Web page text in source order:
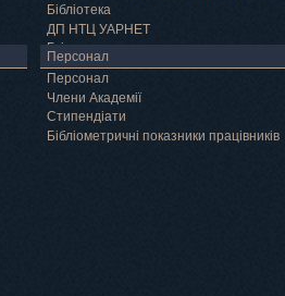
Бібліотека
ДП НТЦ УАРНЕТ
Грід
Персонал
Персонал
Члени Академії
Cтипендіати
Бібліометричні показники працівників